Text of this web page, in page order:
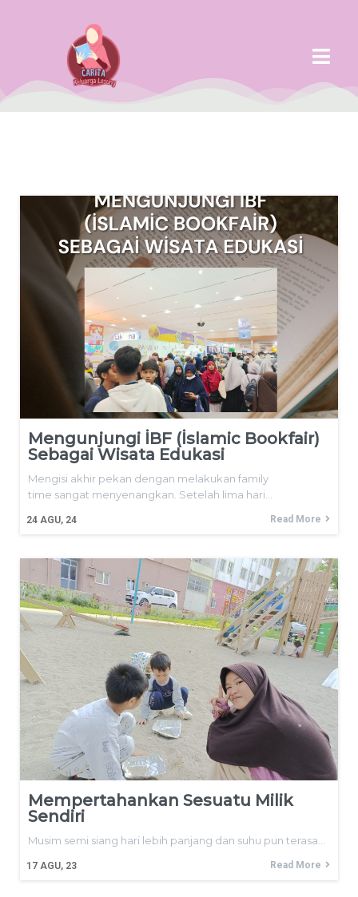
Mengunjungi İBF (İslamic Bookfair)
Sebagai Wisata Edukasi
24 AGU, 24
Mengisi akhir pekan dengan melakukan family
time sangat menyenangkan. Setelah lima hari…
Read More
Mempertahankan Sesuatu Milik
Sendiri
17 AGU, 23
Musim semi siang hari lebih panjang dan suhu pun terasa…
Read More